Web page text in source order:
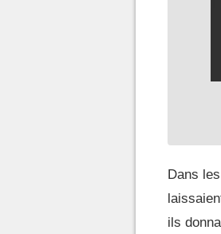
Dans
ils